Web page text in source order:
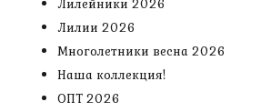
Лилейники 2026
Лилии 2026
Многолетники весна 2026
Наша коллекция!
ОПТ 2026